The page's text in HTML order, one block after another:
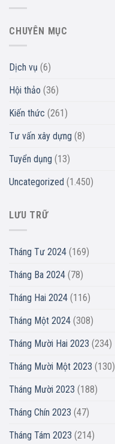
CHUYÊN MỤC
Dịch vụ (6)
Hội thảo (36)
Kiến thức (261)
Tư vấn xây dựng (8)
Tuyển dụng (13)
Uncategorized (1.450)
LƯU TRỮ
Tháng Tư 2024 (169)
Tháng Ba 2024 (78)
Tháng Hai 2024 (116)
Tháng Một 2024 (308)
Tháng Mười Hai 2023 (234)
Tháng Mười Một 2023 (130)
Tháng Mười 2023 (188)
Tháng Chín 2023 (47)
Tháng Tám 2023 (214)